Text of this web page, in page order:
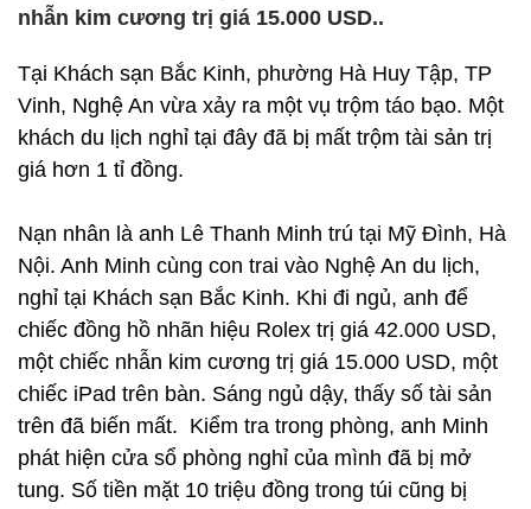
nhẫn kim cương trị giá 15.000 USD..
Tại Khách sạn Bắc Kinh, phường Hà Huy Tập, TP
Vinh, Nghệ An vừa xảy ra một vụ trộm táo bạo. Một
khách du lịch nghỉ tại đây đã bị mất trộm tài sản trị
giá hơn 1 tỉ đồng.
Nạn nhân là anh Lê Thanh Minh trú tại Mỹ Đình, Hà
Nội. Anh Minh cùng con trai vào Nghệ An du lịch,
nghỉ tại Khách sạn Bắc Kinh. Khi đi ngủ, anh để
chiếc đồng hồ nhãn hiệu Rolex trị giá 42.000 USD,
một chiếc nhẫn kim cương trị giá 15.000 USD, một
chiếc iPad trên bàn. Sáng ngủ dậy, thấy số tài sản
trên đã biến mất. Kiểm tra trong phòng, anh Minh
phát hiện cửa sổ phòng nghỉ của mình đã bị mở
tung. Số tiền mặt 10 triệu đồng trong túi cũng bị